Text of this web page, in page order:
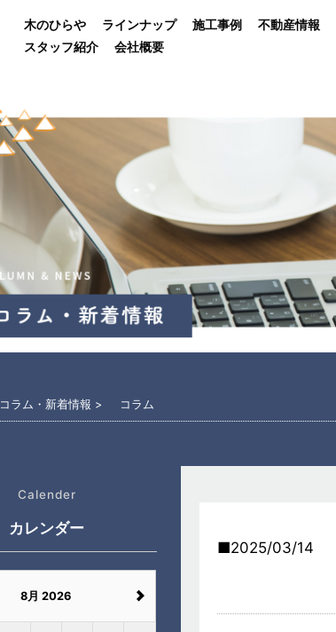
木のひらや ラインナップ 施工事例 不動産情報
スタッフ紹介
会社概要
コラム・新着情報 コラム
2025/03/14
Calender
カレンダー
8月 2026